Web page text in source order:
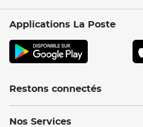
Applications La Poste
Restons connectés
Nos Services